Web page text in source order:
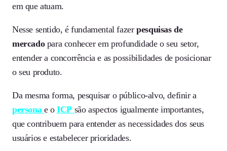
em que atuam.
Nesse sentido, é fundamental fazerpesquisas de
mercadopara conhecer em profundidade o seu setor,
entender a concorrência e as possibilidades de posicionar
o seu produto.
Da mesma forma, pesquisar o público-alvo, definir a
persona e oICP são aspectos igualmente importantes,
que contribuem para entender as necessidades dos seus
usuários e estabelecer prioridades.